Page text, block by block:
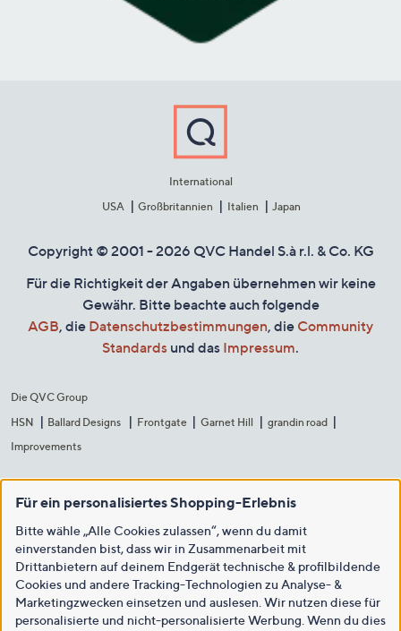
International
USA
Großbritannien Italien Japan
Copyright © 2001 - 2026 QVC Handel S.à r.l. & Co. KG
Für die Richtigkeit der Angaben übernehmen wir keine
Gewähr. Bitte beachte auch folgende
AGB, die Datenschutzbestimmungen, die Community
Standards und das Impressum.
Die QVC Group
HSN
Ballard Designs Frontgate Garnet Hill
grandin road
Improvements
Für ein personalisiertes Shopping-Erlebnis
Bitte wähle „Alle Cookies zulassen“, wenn du damit
einverstanden bist, dass wir in Zusammenarbeit mit
Drittanbietern auf deinem Endgerät technische & profilbildende
Cookies und andere Tracking-Technologien zu Analyse- &
Marketingzwecken einsetzen und auslesen. Wir nutzen diese für
personalisierte und nicht-personalisierte Werbung. Wenn du dies